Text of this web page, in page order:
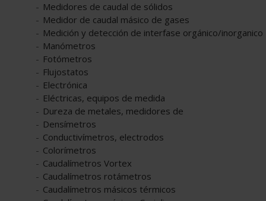
Medidores de caudal de sólidos
Medidor de caudal másico de gases
Medición y detección de interfase orgánico/inorganico
Manómetros
Fotómetros
Flujostatos
Electrónica
Eléctricas, equipos de medida
Dureza de metales, medidores de
Densímetros
Conductivímetros, electrodos
Colorímetros
Caudalímetros Vortex
Caudalímetros rotámetros
Caudalímetros másicos térmicos